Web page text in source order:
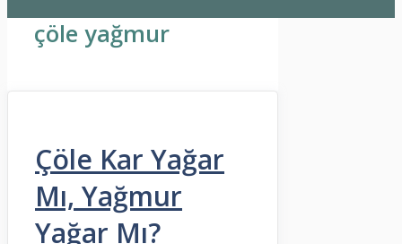
çöle yağmur
Çöle Kar Yağar
Mı, Yağmur
Yağar Mı?